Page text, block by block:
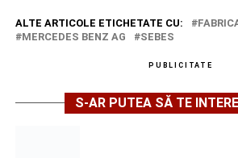
ALTE ARTICOLE ETICHETATE CU:
MERCEDES BENZ AG
SEBES
PUBLICITATE
S-AR PUTEA SĂ TE